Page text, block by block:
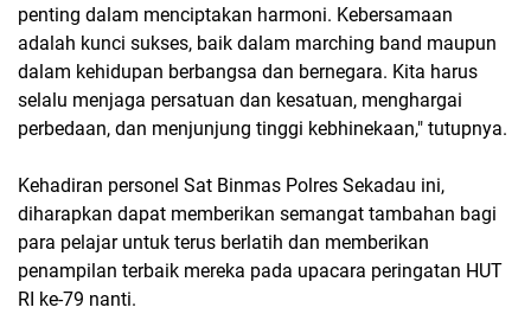
penting dalam menciptakan harmoni. Kebersamaan
adalah kunci sukses, baik dalam marching band maupun
dalam kehidupan berbangsa dan bernegara. Kita harus
selalu menjaga persatuan dan kesatuan, menghargai
perbedaan, dan menjunjung tinggi kebhinekaan," tutupnya.
Kehadiran personel Sat Binmas Polres Sekadau ini,
diharapkan dapat memberikan semangat tambahan bagi
para pelajar untuk terus berlatih dan memberikan
penampilan terbaik mereka pada upacara peringatan HUT
RI ke-79 nanti.